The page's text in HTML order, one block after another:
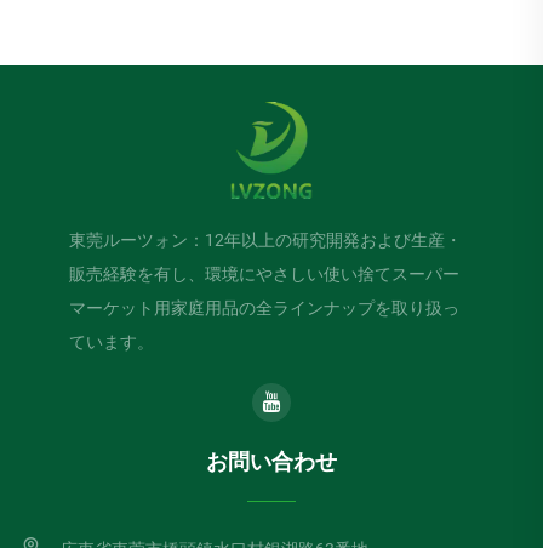
東莞ルーツォン：12年以上の研究開発および生産・
販売経験を有し、環境にやさしい使い捨てスーパー
マーケット用家庭用品の全ラインナップを取り扱っ
ています。
お問い合わせ